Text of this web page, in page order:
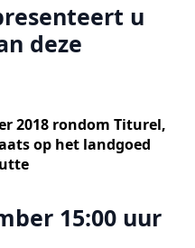
u
deze
2018 rondom Titurel,
op het landgoed
15:00 uur